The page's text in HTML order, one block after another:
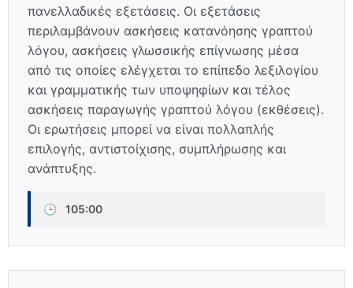
πανελλαδικές εξετάσεις. Οι εξετάσεις
περιλαμβάνουν ασκήσεις κατανόησης γραπτού
λόγου, ασκήσεις γλωσσικής επίγνωσης μέσα
από τις οποίες ελέγχεται το επίπεδο λεξιλογίου
και γραμματικής των υποψηφίων και τέλος
ασκήσεις παραγωγής γραπτού λόγου (εκθέσεις).
Οι ερωτήσεις μπορεί να είναι πολλαπλής
επιλογής, αντιστοίχισης, συμπλήρωσης και
ανάπτυξης.
🕒 105:00